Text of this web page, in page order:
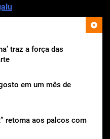
traz a força das
em um mês de
retorna aos palcos com